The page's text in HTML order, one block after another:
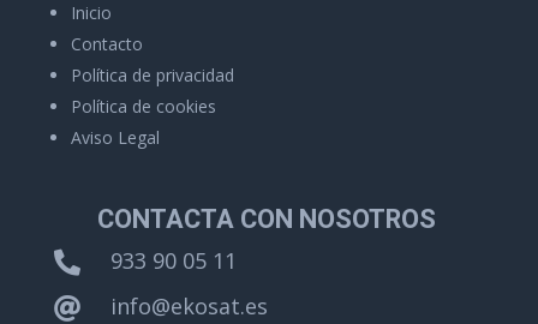
Inicio
Contacto
Política de privacidad
Política de cookies
Aviso Legal
CONTACTA CON NOSOTROS
 933 90 05 11
 info@ekosat.es